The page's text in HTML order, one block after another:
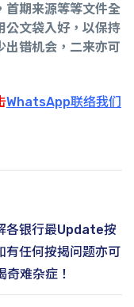
首期来源等等文件全
公文袋入好，以保持
错机会，二来亦可
WhatsApp联络我们
各银行最Update按
有任何按揭问题亦可
难杂症！